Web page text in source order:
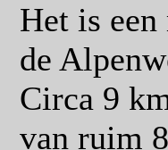
Het is
de
Circa 9
van ruim